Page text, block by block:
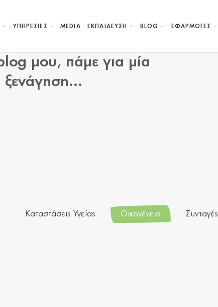
ΥΠΗΡΕΣΙΕΣ MEDIA ΕΚΠΑΊΔΕΥΣΗ BLOG ΕΦΑΡΜΟΓΕΣ
μου, πάμε για μία
ξενάγηση...
Καταστάσεις Υγείας Οικογένεια Συνταγές